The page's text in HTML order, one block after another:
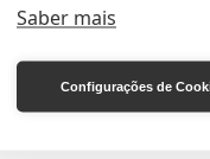
Saber mais
Configurações de